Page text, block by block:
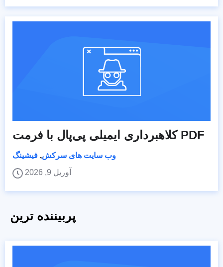
کلاهبرداری ایمیلی پی‌پال با فرمت PDF
وب سایت های سرکش, فیشینگ
آوریل 9, 2026
پربیننده ترین